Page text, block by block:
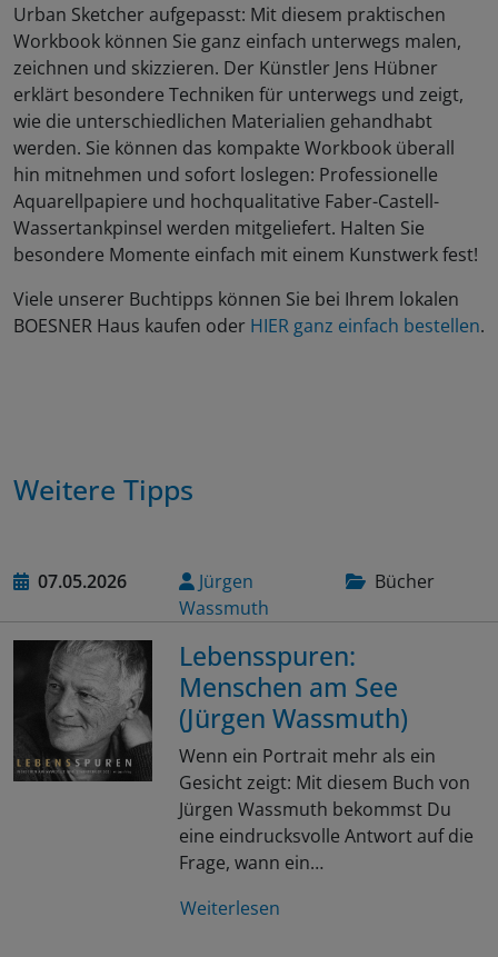
Urban Sketcher aufgepasst: Mit diesem praktischen
Workbook können Sie ganz einfach unterwegs malen,
zeichnen und skizzieren. Der Künstler Jens Hübner
erklärt besondere Techniken für unterwegs und zeigt,
wie die unterschiedlichen Materialien gehandhabt
werden. Sie können das kompakte Workbook überall
hin mitnehmen und sofort loslegen: Professionelle
Aquarellpapiere und hochqualitative Faber-Castell-
Wassertankpinsel werden mitgeliefert. Halten Sie
besondere Momente einfach mit einem Kunstwerk fest!
Viele unserer Buchtipps können Sie bei Ihrem lokalen
BOESNER Haus kaufen oder HIER ganz einfach bestellen.
Weitere Tipps
07.05.2026
Jürgen
Wassmuth
Bücher
Lebensspuren:
Menschen am See
(Jürgen Wassmuth)
Wenn ein Portrait mehr als ein
Gesicht zeigt: Mit diesem Buch von
Jürgen Wassmuth bekommst Du
eine eindrucksvolle Antwort auf die
Frage, wann ein…
Weiterlesen